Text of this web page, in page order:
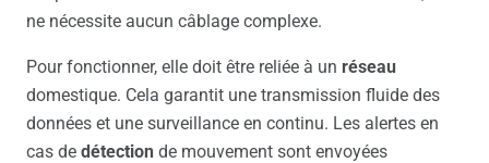
ne nécessite aucun câblage complexe.
Pour fonctionner, elle doit être reliée à un réseau
domestique. Cela garantit une transmission fluide des
données et une surveillance en continu. Les alertes en
cas de détection de mouvement sont envoyées